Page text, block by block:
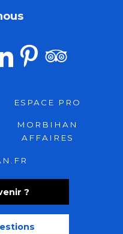
?
ESPACE PRO
MORBIHAN
AFFAIRES